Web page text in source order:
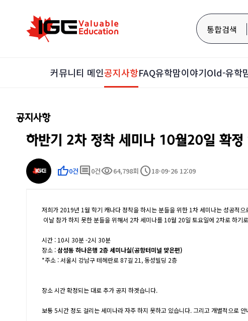
통합검색
커뮤니티 메인공지사항FAQ유학맘이야기Old-유학
공지사항
하반기 2차 정착 세미나 10월20일 확정
thumb_up0건 comment 0건visibility64,798회 schedule18-09-26 12:09
저희가 2019년 1월 학기 캐나다 정착을 하시는 분들을 위한 1차 세미나는 성공적으
이날 참가 하지 못한 분들을 위해서 2차 세미나를 10월 20일 토요일에 2차로 하기
시간 : 10시 30분 -2시 30분
장소 :삼성동 하나은행 2층 세미나실(공항터미널 맞은편)
*주소 : 서울시 강남구 테헤란로 87길 21, 동성빌딩 2층
장소 시간 확정되는 대로 추가 공지 하겟습니다.
보통 5시간 정도 걸리는 세미나라 자주 하지 못하고 있습니다. 그리고 개별적으로